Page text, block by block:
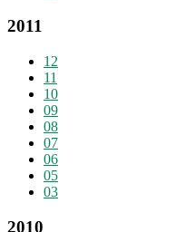
2011
12
11
10
09
08
07
06
05
03
2010